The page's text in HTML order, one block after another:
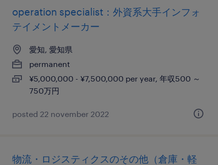
operation specialist：外資系大手インフォ
テイメントメーカー
愛知, 愛知県
permanent
¥5,000,000 - ¥7,500,000 per year, 年収500 ～
750万円
posted 22 november 2022
物流・ロジスティクスのその他（倉庫・軽